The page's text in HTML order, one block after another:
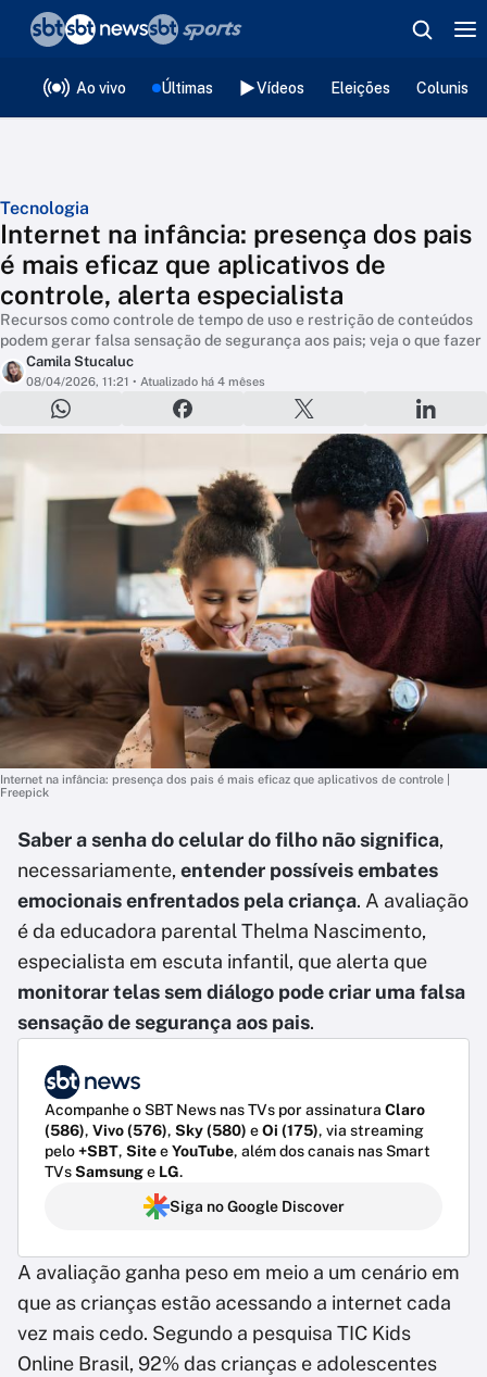
Ao vivo Últimas Vídeos Eleições
Tecnologia
Internet na infância: presença dos pais
é mais eficaz que aplicativos de
controle, alerta especialista
Recursos como controle de tempo de uso e restrição de conteúdos
podem gerar falsa sensação de segurança aos pais; veja o que fazer
Camila Stucaluc
08/04/2026, 11:21 • Atualizado há 4 mêses
Internet na infância: presença dos pais é mais eficaz que aplicativos de controle |
Freepick
Saber a senha do celular do filho não significa,
necessariamente, entender possíveis embates
emocionais enfrentados pela criança. A avaliação
é da educadora parental Thelma Nascimento,
especialista em escuta infantil, que alerta que
monitorar telas sem diálogo pode criar uma falsa
sensação de segurança aos pais.
Acompanhe o SBT News nas TVs por assinatura Claro
(586), Vivo (576), Sky (580) eOi (175), via streaming
pelo+SBT, SiteeYouTube, além dos canais nas Smart
TVsSamsunge LG.
Siga no Google Discover
A avaliação ganha peso em meio a um cenário em
que as crianças estão acessando a internet cada
vez mais cedo. Segundo a pesquisa TIC Kids
Online Brasil, 92% das crianças e adolescentes
❮voltar
Editorias